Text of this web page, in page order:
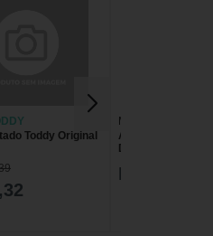
Toddy Original
Marca:
Achocolatado
R$ 21,20